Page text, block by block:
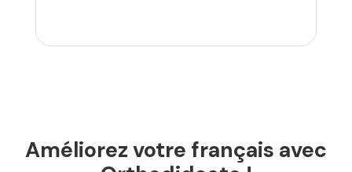
Améliorez votre français avec